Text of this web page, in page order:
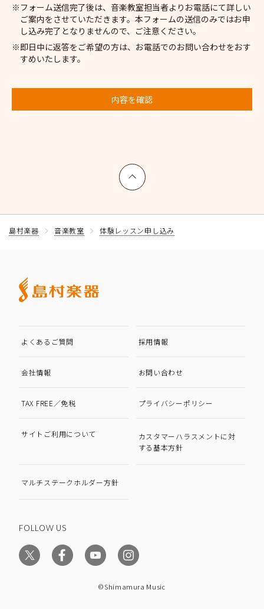
フォーム送信完了後は、音楽教室担当者よりお電話にて詳しい
ご案内をさせていただきます。本フォームの送信のみではお申
し込み完了となりませんので、ご注意ください。
即日中に返答をご希望の方は、お電話でのお問い合わせをおす
すめいたします。
内容を確認
上へ戻る
島村楽器 音楽教室 体験レッスン申し込み
よくあるご質問 採用情報
会社情報 お問い合わせ
TAX FREE／免税 プライバシーポリシー
サイトご利用について
カスタマーハラスメントに対
する基本方針
マルチステークホルダー方針
FOLLOW US
©Shimamura Music